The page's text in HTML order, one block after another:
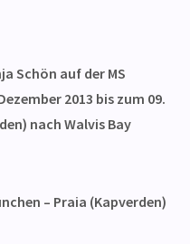
Schön auf der MS
2013 bis zum 09.
nach Walvis Bay
– Praia (Kapverden)